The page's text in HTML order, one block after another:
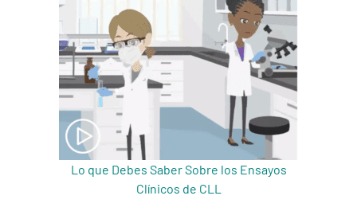
Lo que Debes Saber Sobre los Ensayos
Clínicos de CLL